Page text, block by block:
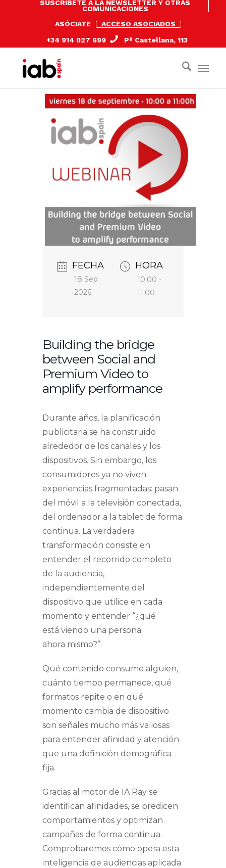
SUSCRÍBETE A LA NEWSLETTER Y OTRAS
COMUNICACIONES
ASÓCIATE
ACCESO ASOCIADOS
+34 914 027 699
Pº Castellana, 113
FECHA
18 Sep
2026
HORA
10:00 -
11:00
Building the bridge
between Social and
Premium Video to
amplify performance
Durante años, la planificación
publicitaria se ha construido
alrededor de los canales y los
dispositivos. Sin embargo, los
consumidores ya no viven
experiencias fragmentadas: pasan
del móvil a la televisión conectada,
del ordenador a la tablet de forma
continua. La verdadera
transformación consiste en
entender el recorrido completo
de la audiencia,
independientemente del
dispositivo que utilice en cada
momento y entender “¿qué
está viendo una persona
ahora mismo?”.
Qué contenido consume alguien,
cuánto tiempo permanece, qué
formatos repite o en qué
momento cambia de dispositivo
son señales mucho más valiosas
para entender afinidad y atención
que una definición demográfica
fija.
Gracias al motor de IA Ray se
identifican afinidades, se predicen
comportamientos y optimizan
campañas de forma continua.
Comprobaremos cómo opera esta
inteligencia de audiencias aplicada